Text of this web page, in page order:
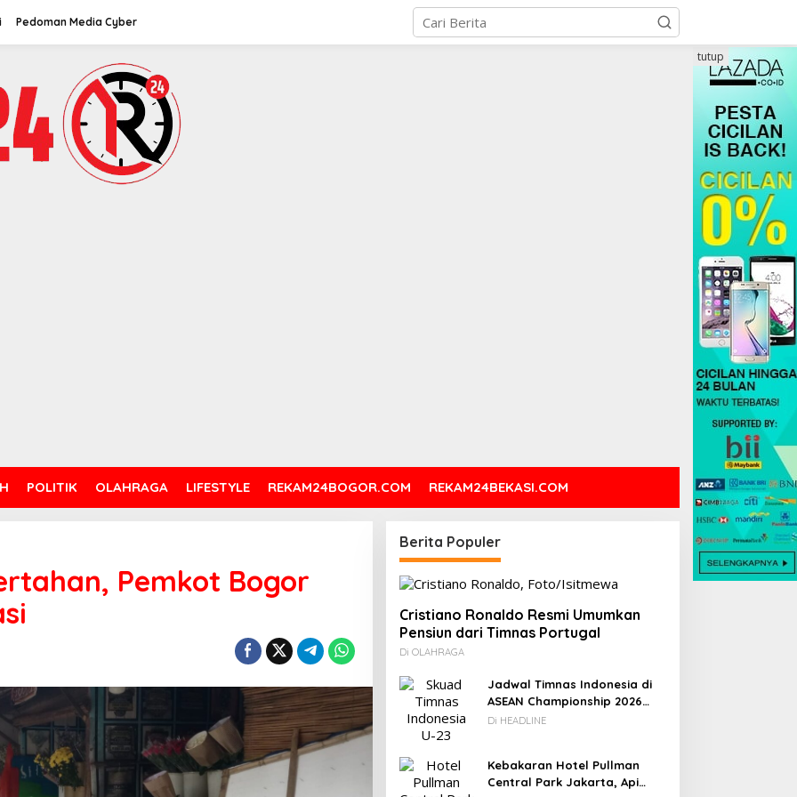
Pedoman Media Cyber
POLITIK OLAHRAGA LIFESTYLE REKAM24BOGOR.COM REKAM24BEKASI.COM
tutup
Pemkot Bogor
Berita Populer
Cristiano Ronaldo Resmi Umumkan
Pensiun dari Timnas Portugal
Di OLAHRAGA
Jadwal Timnas Indonesia di
ASEAN Championship 2026
Lengkap, Lawan Kamboja
Di HEADLINE
Kebakaran Hotel Pullman
Central Park Jakarta, Api